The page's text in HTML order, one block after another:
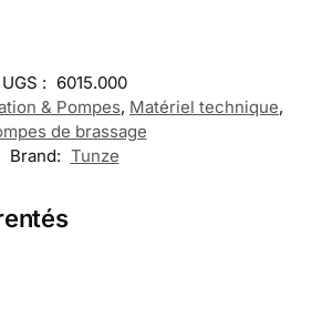
UGS : 6015.000
& Pompes, Matériel technique,
de brassage
Brand: Tunze